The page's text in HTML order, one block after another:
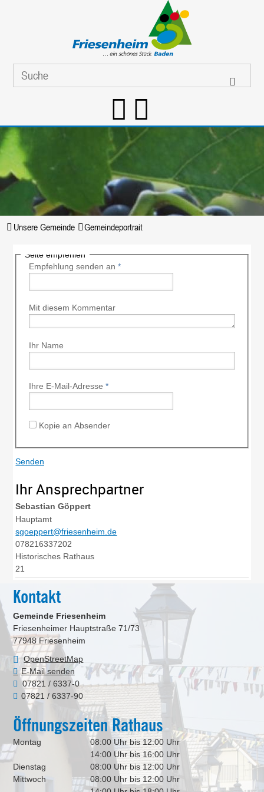
Unsere Gemeinde Gemeindeportrait
Seite empfehlen
Empfehlung senden an *
Mit diesem Kommentar
Ihr Name
Ihre E-Mail-Adresse *
Kopie an Absender
Ihr Ansprechpartner
Sebastian Göppert
Hauptamt
sgoeppert@friesenheim.de
078216337202
Historisches Rathaus
21
Kontakt
Gemeinde Friesenheim
Friesenheimer Hauptstraße 71/73
77948 Friesenheim
OpenStreetMap
E-Mail senden
07821 / 6337-0
07821 / 6337-90
Öffnungszeiten Rathaus
Montag
08:00 Uhr bis 12:00 Uhr
14:00 Uhr bis 16:00 Uhr
Dienstag
08:00 Uhr bis 12:00 Uhr
Mittwoch
08:00 Uhr bis 12:00 Uhr